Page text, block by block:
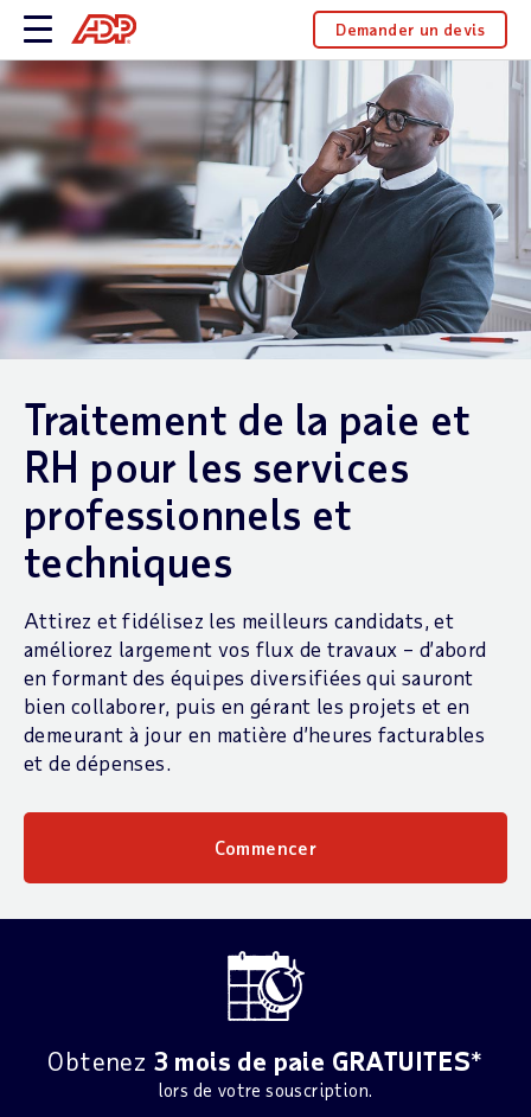
Demander un devis
Traitement de la paie et
RH pour les services
professionnels et
techniques
Attirez et fidélisez les meilleurs candidats, et
améliorez largement vos flux de travaux – d’abord
en formant des équipes diversifiées qui sauront
bien collaborer, puis en gérant les projets et en
demeurant à jour en matière d’heures facturables
et de dépenses.
Commencer
Obtenez 3 mois de paie GRATUITES*
lors de votre souscription.